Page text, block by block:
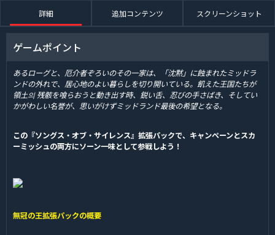
詳細 追加コンテンツ スクリーンショット
ゲームポイント
あるローグと、厄介者ぞろいのその一家は、「沈黙」に蝕まれたミッドラ
ンドの外れで、居心地のよい暮らしを切り開いている。飢えた王国たちが
領土의 残骸を喰らおうと動き出す時、鋭い舌、忍びの手さばき、そしてい
かがわしい名誉が、思いがけずミッドランド最後の希望となる。
この『ソングス・オブ・サイレンス』拡張パックで、キャンペーンとスカ
ーミッシュの両方にソーン一味として参戦しよう！
無冠の王拡張パックの概要